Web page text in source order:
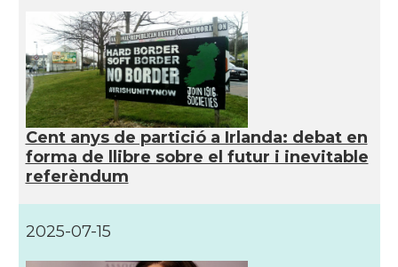
CAMON Catalans a READING
CAMON Catalans a RUGBY
CAMON Catalans a SHEFFIELD
CAMON
CAMON
Cent anys de partició a Irlanda: debat en
forma de llibre sobre el futur i inevitable
referèndum
2025-07-15